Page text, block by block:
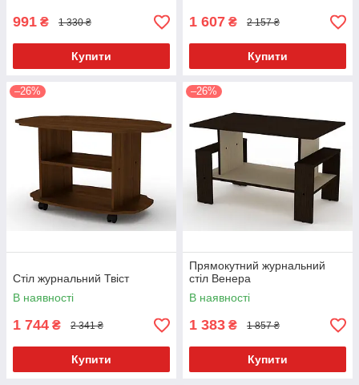
991 ₴ 1 330 ₴
Купити
1 607 ₴ 2 157 ₴
Купити
–26%
Стіл журнальний Твіст
В наявності
1 744 ₴ 2 341 ₴
Купити
–26%
Прямокутний журнальний
стіл Венера
В наявності
1 383 ₴ 1 857 ₴
Купити